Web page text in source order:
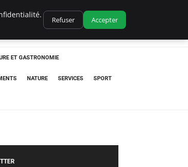
ET GASTRONOMIE
NATURE SERVICES SPORT
Refuser Accepter